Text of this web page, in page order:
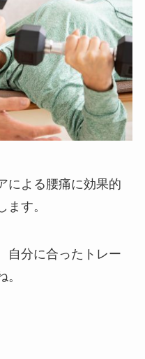
による腰痛に効果的
す。
自分に合ったトレー